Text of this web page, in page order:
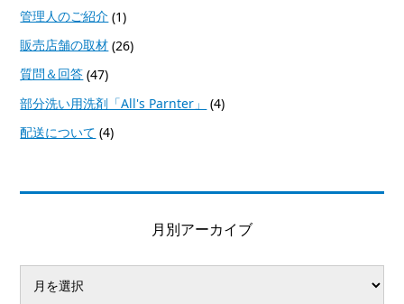
管理人のご紹介 (1)
販売店舗の取材 (26)
質問＆回答 (47)
部分洗い用洗剤「All's Parnter」
(4)
配送について (4)
月別アーカイブ